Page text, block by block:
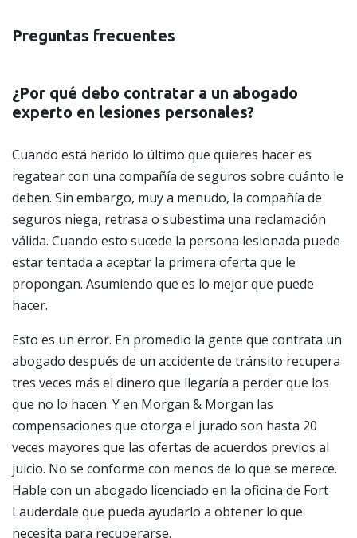
Preguntas frecuentes
¿Por qué debo contratar a un abogado
experto en lesiones personales?
Cuando está herido lo último que quieres hacer es
regatear con una compañía de seguros sobre cuánto le
deben. Sin embargo, muy a menudo, la compañía de
seguros niega, retrasa o subestima una reclamación
válida. Cuando esto sucede la persona lesionada puede
estar tentada a aceptar la primera oferta que le
propongan. Asumiendo que es lo mejor que puede
hacer.
Esto es un error. En promedio la gente que contrata un
abogado después de un accidente de tránsito recupera
tres veces más el dinero que llegaría a perder que los
que no lo hacen. Y en Morgan & Morgan las
compensaciones que otorga el jurado son hasta 20
veces mayores que las ofertas de acuerdos previos al
juicio. No se conforme con menos de lo que se merece.
Hable con un abogado licenciado en la oficina de Fort
Lauderdale que pueda ayudarlo a obtener lo que
necesita para recuperarse.